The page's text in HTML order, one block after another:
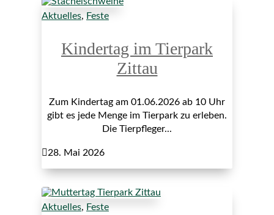
Aktuelles, Feste
Kindertag im Tierpark
Zittau
Zum Kindertag am 01.06.2026 ab 10 Uhr
gibt es jede Menge im Tierpark zu erleben.
Die Tierpfleger...
28. Mai 2026
Aktuelles, Feste